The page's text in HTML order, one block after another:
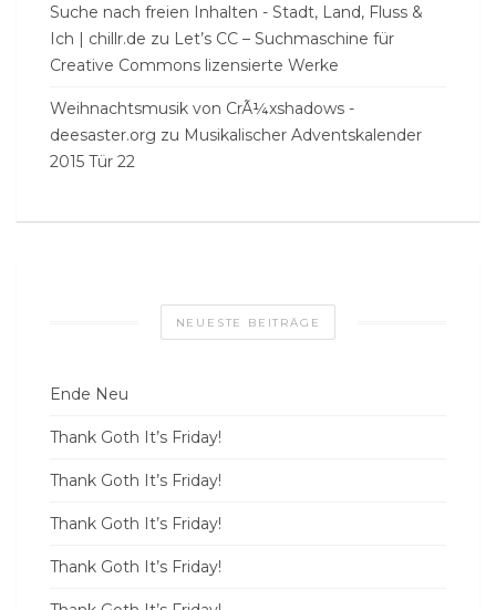
Suche nach freien Inhalten - Stadt, Land, Fluss &
Ich | chillr.de zu Let’s CC – Suchmaschine für
Creative Commons lizensierte Werke
Weihnachtsmusik von CrÃ¼xshadows -
deesaster.org zu Musikalischer Adventskalender
2015 Tür 22
NEUESTE BEITRÄGE
Ende Neu
Thank Goth It’s Friday!
Thank Goth It’s Friday!
Thank Goth It’s Friday!
Thank Goth It’s Friday!